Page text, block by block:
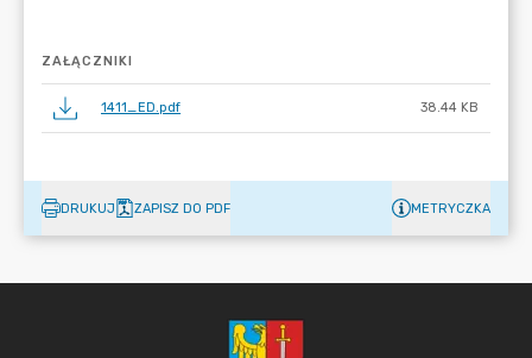
ZAŁĄCZNIKI
1411_ED.pdf 38.44 KB
DRUKUJ ZAPISZ DO PDF METRYCZKA